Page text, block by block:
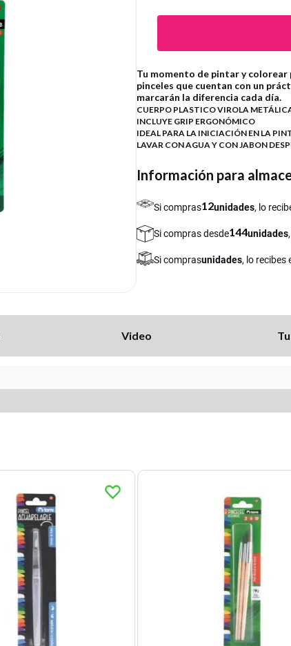
Tu momento de pintar y
pinceles que cuentan con un
marcarán la diferencia cada día.
CUERPO PLASTICO VIROLA
INCLUYE GRIP ERGONÓMICO
IDEAL PARA LA INICIACIÓN EN LA
LAVAR CON AGUA Y CON JABON
Información para
Si compras12unidades, lo
Si compras desde144unidades
Si comprasunidades, lo recibes
Video